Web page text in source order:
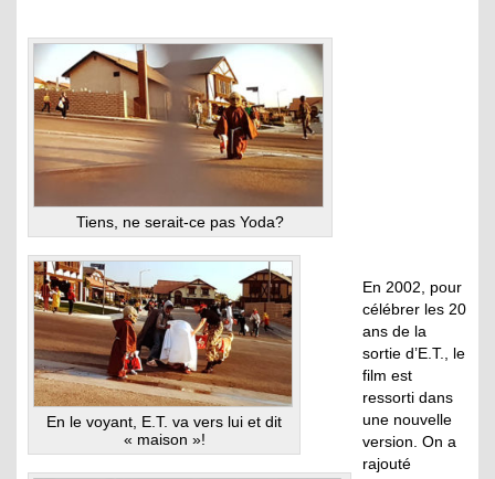
Tiens, ne serait-ce pas Yoda?
En le voyant, E.T. va vers lui et dit
« maison »!
En 2002, pour
célébrer les 20
ans de la
sortie d’E.T., le
film est
ressorti dans
une nouvelle
version. On a
rajouté